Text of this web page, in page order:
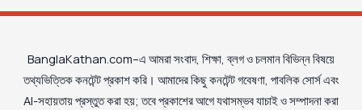
BanglaKathan.com–এ আমরা সংবাদ, শিক্ষা, ব্লগ ও চলমান বিভিন্ন বিষয়ে
তথ্যভিত্তিক কনটেন্ট প্রকাশ করি। আমাদের কিছু কনটেন্ট গবেষণা, পাবলিক সোর্স এবং
AI-সহায়তায় প্রস্তুত করা হয়; তবে প্রকাশের আগে যথাসম্ভব যাচাই ও সম্পাদনা করা